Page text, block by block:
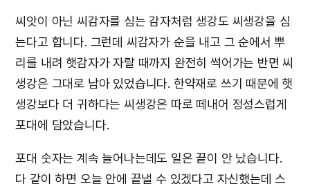
씨앗이 아닌 씨감자를 심는 감자처럼 생강도 씨생강을 심
는다고 합니다. 그런데 씨감자가 순을 내고 그 순에서 뿌
리를 내려 햇감자가 자랄 때까지 완전히 썩어가는 반면 씨
생강은 그대로 남아 있었습니다. 한약재로 쓰기 때문에 햇
생강보다 더 귀하다는 씨생강은 따로 떼내어 정성스럽게
포대에 담았습니다.
포대 숫자는 계속 늘어나는데도 일은 끝이 안 났습니다.
다 같이 하면 오늘 안에 끝낼 수 있겠다고 자신했는데 스